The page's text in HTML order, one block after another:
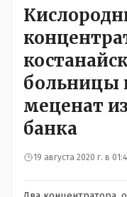
больницы
меценат
банка
19 августа 2020 г. в